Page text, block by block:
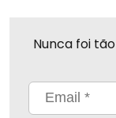
Nunca foi